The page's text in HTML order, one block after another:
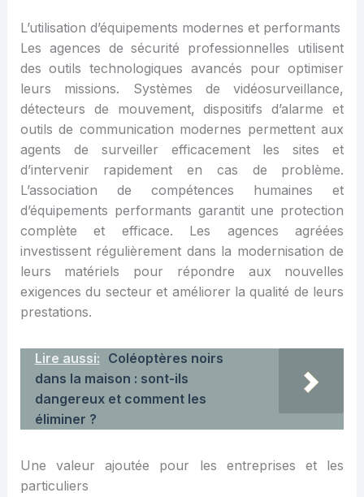
L’utilisation d’équipements modernes et performants
Les agences de sécurité professionnelles utilisent
des outils technologiques avancés pour optimiser
leurs missions. Systèmes de vidéosurveillance,
détecteurs de mouvement, dispositifs d’alarme et
outils de communication modernes permettent aux
agents de surveiller efficacement les sites et
d’intervenir rapidement en cas de problème.
L’association de compétences humaines et
d’équipements performants garantit une protection
complète et efficace. Les agences agréées
investissent régulièrement dans la modernisation de
leurs matériels pour répondre aux nouvelles
exigences du secteur et améliorer la qualité de leurs
prestations.
Lire aussi: Coléoptères noirs
dans la maison : sont-ils
dangereux et comment les
éliminer ?
Une valeur ajoutée pour les entreprises et les
particuliers